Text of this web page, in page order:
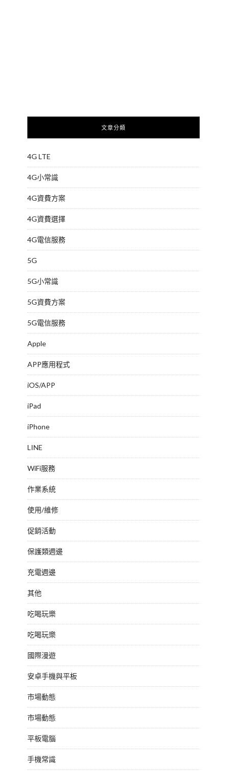
文章分類
4G LTE
4G小常識
4G資費方案
4G資費選擇
4G電信服務
5G
5G小常識
5G資費方案
5G電信服務
Apple
APP應用程式
iOS/APP
iPad
iPhone
LINE
WiFi服務
作業系統
使用/維修
促銷活動
保護類週邊
充電週邊
其他
吃喝玩樂
吃喝玩樂
國際漫遊
安卓手機與平板
市場動態
市場動態
平板電腦
手機常識